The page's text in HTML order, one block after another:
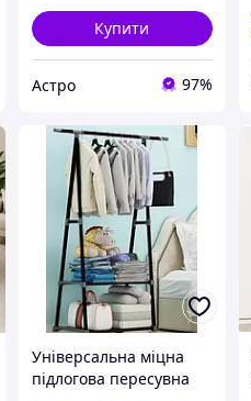
Купити
Астро 97%
Універсальна міцна
підлогова пересувна